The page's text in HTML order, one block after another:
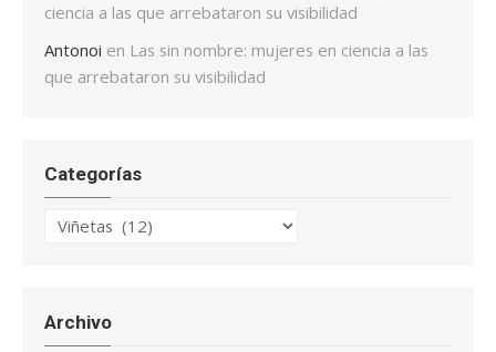
ciencia a las que arrebataron su visibilidad
Antonoi en Las sin nombre: mujeres en ciencia a las
que arrebataron su visibilidad
Categorías
Categorías
Archivo